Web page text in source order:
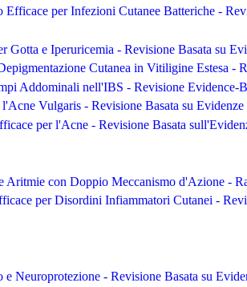
Efficace per Infezioni Cutanee Batteriche -
Gotta e Iperuricemia - Revisione Basata su
Cutanea in Vitiligine Estesa -
Addominali nell'IBS - Revisione Evidence-
Vulgaris - Revisione Basata su Evidenze
per l'Acne - Revisione Basata
Aritmie con Doppio Meccanismo d'Azione -
per Disordini Infiammatori Cutanei -
Neuroprotezione - Revisione Basata su